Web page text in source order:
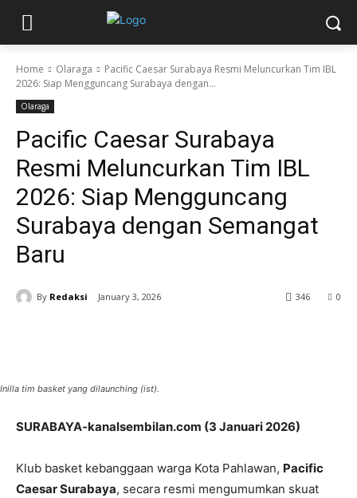
Home Olaraga
Pacific Caesar Surabaya Resmi Meluncurkan Tim IBL
2026: Siap Mengguncang Surabaya dengan...
Olaraga
Pacific Caesar Surabaya
Resmi Meluncurkan Tim IBL
2026: Siap Mengguncang
Surabaya dengan Semangat
Baru
By Redaksi January 3, 2026 0
346
Inilla tim basket yang dilaunching (ist).
SURABAYA-kanalsembilan.com (3 Januari 2026)
Klub basket kebanggaan warga Kota Pahlawan, Pacific
Caesar Surabaya, secara resmi mengumumkan skuat